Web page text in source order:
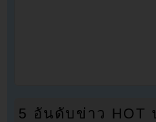
5 อันดับข่าว HOT